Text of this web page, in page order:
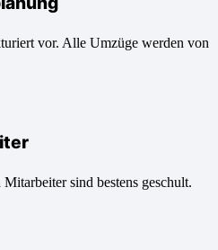
vor. Alle Umzüge werden von
sind bestens geschult.